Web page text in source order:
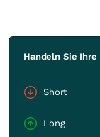
Handeln Sie Ihre
Short
Long